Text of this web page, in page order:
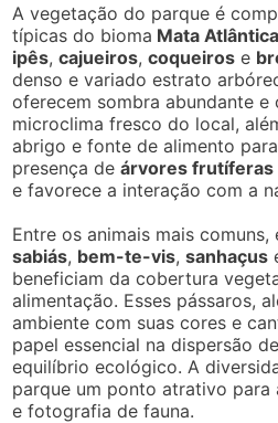
A vegetação do parque é
típicas do bioma Mata Atlântica
ipês,cajueiros,coqueiros e
denso e variado estrato
oferecem sombra abundante e
microclima fresco do local,
abrigo e fonte de alimento
presença deárvores frutíferas
e favorece a interação com a
Entre os animais mais
sabiás, bem-te-vis,sanhaçus
beneficiam da cobertura
alimentação. Esses pássaros,
ambiente com suas cores e
papel essencial na dispersão
equilíbrio ecológico. A
parque um ponto atrativo para
e fotografia de fauna.